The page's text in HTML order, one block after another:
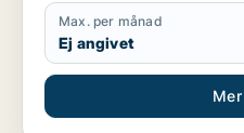
Max. per månad
Ej angivet